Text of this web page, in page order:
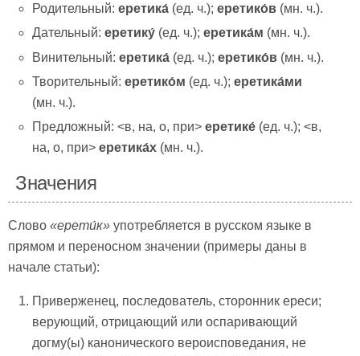
Родительный: еретика́ (ед. ч.);еретико́в (мн. ч.).
Дательный:еретику́ (ед. ч.);еретика́м (мн. ч.).
Винительный:еретика́ (ед. ч.);еретико́в (мн. ч.).
Творительный:еретико́м (ед. ч.);еретика́ми
(мн. ч.).
Предложный: <в, на, о, при>еретике́ (ед. ч.); <в,
на, о, при>еретика́х (мн. ч.).
Значения
Слово «ерети́к» употребляется в русском языке в
прямом и переносном значении (примеры даны в
начале статьи):
Приверженец, последователь, сторонник ереси;
верующий, отрицающий или оспаривающий
догму(ы) канонического вероисповедания, не